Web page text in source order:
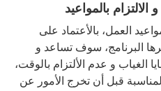
بالمواعيد
العمل، بالأعتماد على
البرنامج، سوف تساعد و
و عدم الألتزام بالوقت،
قبل أن تخرج الأمور عن